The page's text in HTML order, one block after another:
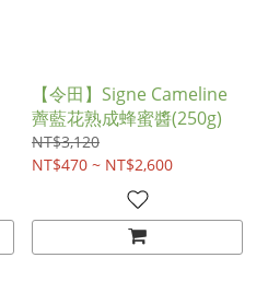
【令田】Signe Cameline
薺藍花熟成蜂蜜醬(250g)
NT$3,120
NT$470 ~ NT$2,600